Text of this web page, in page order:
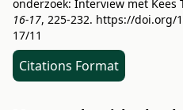
onderzoek: Interview met Kees
16-17, 225-232. https://doi.org/
17/11
Citations Format